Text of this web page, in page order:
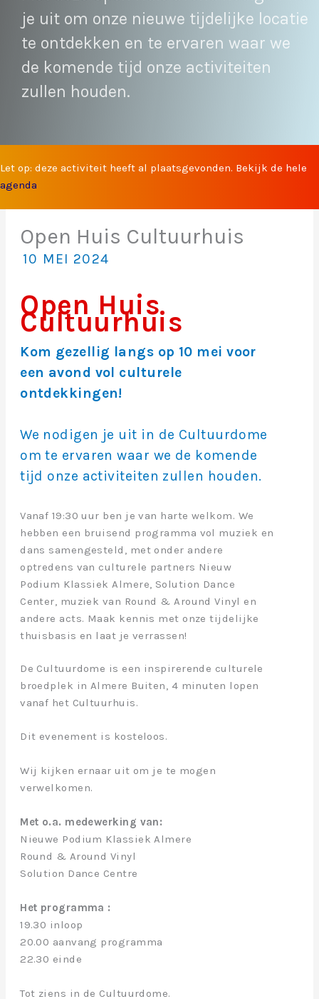
je uit om onze nieuwe tijdelijke locatie
te ontdekken en te ervaren waar we
de komende tijd onze activiteiten
zullen houden.
Let op: deze activiteit heeft al plaatsgevonden. Bekijk de hele
agenda
Open Huis Cultuurhuis
10 MEI 2024
Open Huis
Cultuurhuis
Kom gezellig langs op 10 mei voor
een avond vol culturele
ontdekkingen!
We nodigen je uit in de Cultuurdome
om te ervaren waar we de komende
tijd onze activiteiten zullen houden.
Vanaf 19:30 uur ben je van harte welkom. We
hebben een bruisend programma vol muziek en
dans samengesteld, met onder andere
optredens van culturele partners Nieuw
Podium Klassiek Almere, Solution Dance
Center, muziek van Round & Around Vinyl en
andere acts. Maak kennis met onze tijdelijke
thuisbasis en laat je verrassen!
De Cultuurdome is een inspirerende culturele
broedplek in Almere Buiten, 4 minuten lopen
vanaf het Cultuurhuis.
Dit evenement is kosteloos.
Wij kijken ernaar uit om je te mogen
verwelkomen.
Met o.a. medewerking van:
Nieuwe Podium Klassiek Almere
Round & Around Vinyl
Solution Dance Centre
Het programma :
19.30 inloop
20.00 aanvang programma
22.30 einde
Tot ziens in de Cultuurdome.